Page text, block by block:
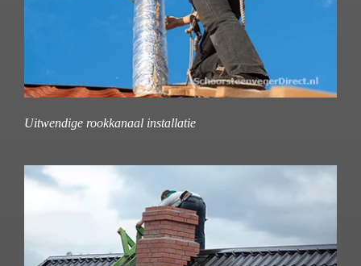
Uitwendige rookkanaal installatie